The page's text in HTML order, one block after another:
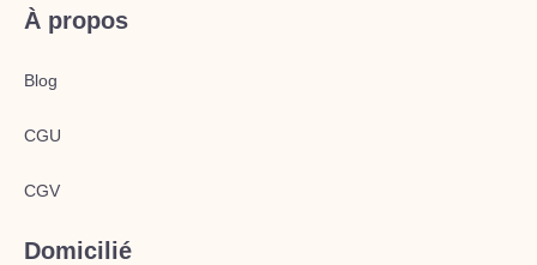
À propos
Blog
CGU
CGV
Domicilié